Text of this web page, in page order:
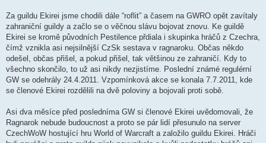
Za guildu Ekirei jsme chodili dále “roflit” a časem na GWRO opět zavítaly
zahraniční guildy a začlo se o věčnou slávu bojovat znovu. Ke guildě
Ekirei se kromě původních Pestilence přdiala i skupinka hráčů z Czechra,
čímž vznikla asi nejsilnější CzSk sestava v ragnaroku. Občas někdo
odešel, občas přišel, a pokud přišel, tak většinou ze zahraničí. Kdy to
všechno skončilo, to už asi nikdy nezjistíme. Poslední známé regulérní
GW se odehrály 24.4.2011. Vzpomínková akce se konala 7.7.2011, kde
se členové Ekirei rozdělili na dvě poloviny a bojovali proti sobě.
Asi dva měsíce před posledníma GW si členové Ekirei uvědomovali, že
Ragnarok nebude budoucnost a proto se pár lidí přesunulo na server
CzechWoW hostující hru World of Warcraft a založilo guildu Ekirei. Hráči